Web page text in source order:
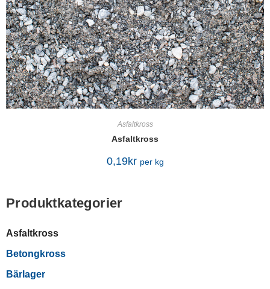
Produktkategorier
Asfaltkross
Betongkross
Bärlager
Asfaltkross
Asfaltkross
0,19kr per kg